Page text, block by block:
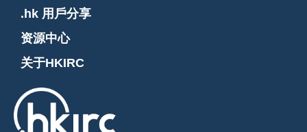
.hk 用戶分享
资源中心
关于HKIRC